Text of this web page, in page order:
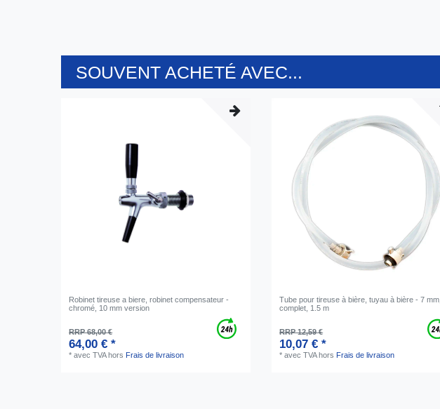
SOUVENT ACHETÉ AVEC...
Robinet tireuse a biere, robinet compensateur -
chromé, 10 mm version
RRP 68,00 €
64,00 € *
*avec TVAhors Frais de livraison
Tube pour tireuse à bière, tuyau à bière - 7 mm,
complet, 1.5 m
RRP 12,59 €
10,07 € *
*avec TVAhors Frais de livraison